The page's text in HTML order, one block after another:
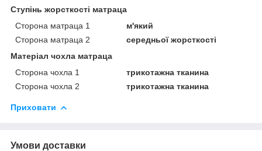
Ступінь жорсткості матраца
Сторона матраца 1
м'який
Сторона матраца 2
середньої жорсткості
Матеріал чохла матраца
Сторона чохла 1
трикотажна тканина
Сторона чохла 2
трикотажна тканина
Приховати
Умови доставки